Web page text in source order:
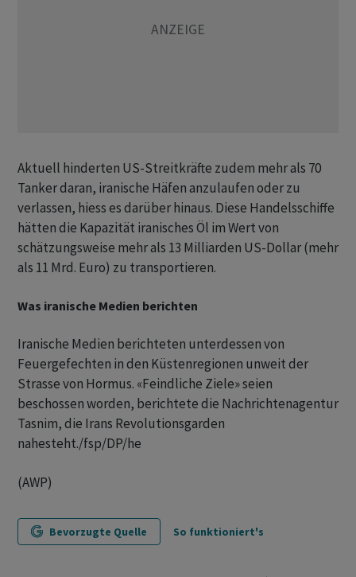
Aktuell hinderten US-Streitkräfte zudem mehr als 70
Tanker daran, iranische Häfen anzulaufen oder zu
verlassen, hiess es darüber hinaus. Diese Handelsschiffe
hätten die Kapazität iranisches Öl im Wert von
schätzungsweise mehr als 13 Milliarden US-Dollar (mehr
als 11 Mrd. Euro) zu transportieren.
Was iranische Medien berichten
Iranische Medien berichteten unterdessen von
Feuergefechten in den Küstenregionen unweit der
Strasse von Hormus. «Feindliche Ziele» seien
beschossen worden, berichtete die Nachrichtenagentur
Tasnim, die Irans Revolutionsgarden
nahesteht./fsp/DP/he
(AWP)
Bevorzugte Quelle So funktioniert's